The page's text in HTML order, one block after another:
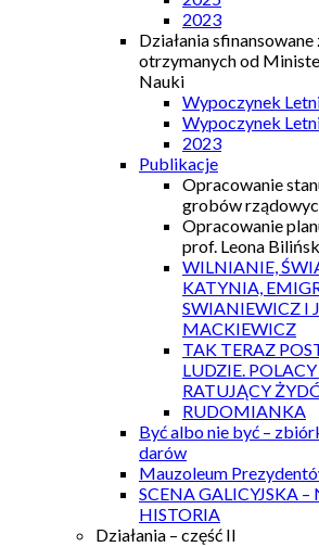
2023
Działania
otrzymanych od
Nauki
Wypoczynek
Wypoczynek
2023
Publikacje
Opracowanie
grobów
Opracowanie
prof. Leona
WILNIANIE,
KATYNIA,
SWIANIEWICZ I
MACKIEWICZ
TAK TERAZ
LUDZIE.
RATUJĄCY
RUDOMIANKA
Być albo nie być –
darów
Mauzoleum
SCENA GALICYJSKA
HISTORIA
Działania – część II